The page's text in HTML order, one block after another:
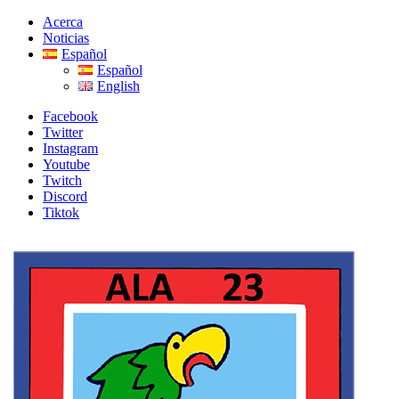
Skip
navigation
Skip
content
Acerca
Noticias
Español
Español
English
Facebook
Twitter
Instagram
Youtube
Twitch
Discord
Tiktok